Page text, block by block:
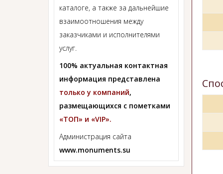
каталоге, а также за дальнейшие
взаимоотношения между
заказчиками и исполнителями
услуг.
100% актуальная контактная
информация представлена
только у компаний,
размещающихся с пометками
«ТОП» и «VIP».
Администрация сайта
www.monuments.su